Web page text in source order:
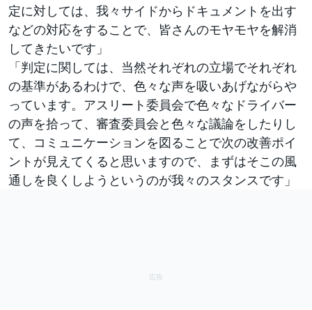
定に対しては、我々サイドからドキュメントを出す
などの対応をすることで、皆さんのモヤモヤを解消
してきたいです」
「判定に関しては、当然それぞれの立場でそれぞれ
の基準があるわけで、色々な声を吸いあげながらや
っています。アスリート委員会で色々なドライバー
の声を拾って、審査委員会と色々な議論をしたりし
て、コミュニケーションを図ることで次の改善ポイ
ントが見えてくると思いますので、まずはそこの風
通しを良くしようというのが我々のスタンスです」